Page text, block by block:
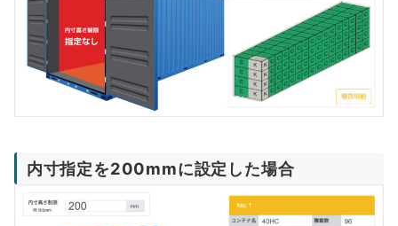
内寸指定を200mmに設定した場合